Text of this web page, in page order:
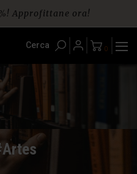
Approfittane ora!
ordini da € 60
Cerca 0